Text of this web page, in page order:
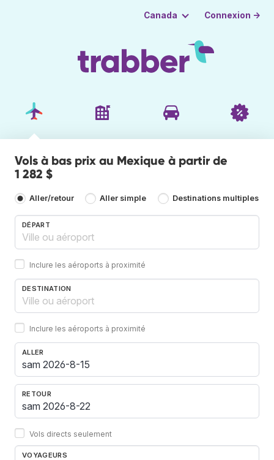
Canada Connexion →
Vols à bas prix au Mexique à partir de
1 282 $
Aller/retour Aller simple Destinations multiples
DÉPART
Inclure les aéroports à proximité
DESTINATION
Inclure les aéroports à proximité
ALLER
RETOUR
Vols directs seulement
VOYAGEURS